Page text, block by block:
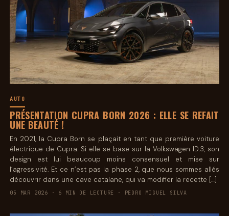
AUTO
PRÉSENTATION CUPRA BORN 2026 : ELLE SE REFAIT
UNE BEAUTÉ !
En 2021, la Cupra Born se plaçait en tant que première voiture
électrique de Cupra. Si elle se base sur la Volkswagen ID.3, son
design est lui beaucoup moins consensuel et mise sur
l’agressivité. Et ce n’est pas la phase 2, que nous sommes allés
découvrir dans une cave catalane, qui va modifier la recette […]
05 MAR 2026 · 6 MIN DE LECTURE · PEDRO MIGUEL SILVA